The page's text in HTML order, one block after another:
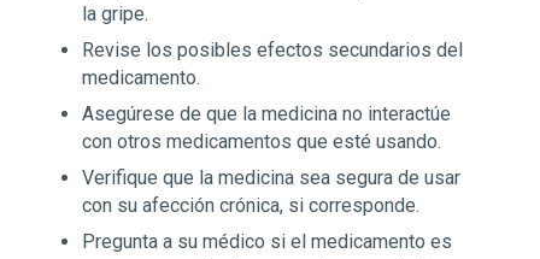
la gripe.
Revise los posibles efectos secundarios del
medicamento.
Asegúrese de que la medicina no interactúe
con otros medicamentos que esté usando.
Verifique que la medicina sea segura de usar
con su afección crónica, si corresponde.
Pregunta a su médico si el medicamento es